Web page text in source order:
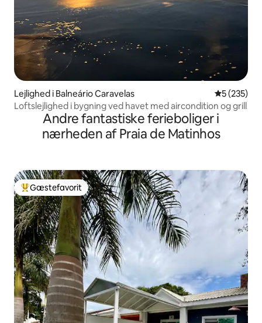
Lejlighed i Balneário Caravelas 5 ud af 5 i
5 (235)
Loftslejlighed i bygning ved havet med aircondition og grill
Andre fantastiske ferieboliger i
nærheden af Praia de Matinhos
Bedste gæstefavorit
Gæstefavorit